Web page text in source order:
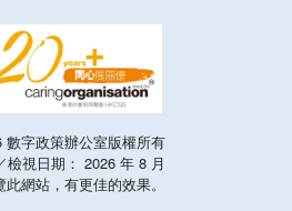
數字政策辦公室版權所有
檢視日期： 2026 年 8 月
網站，有更佳的效果。